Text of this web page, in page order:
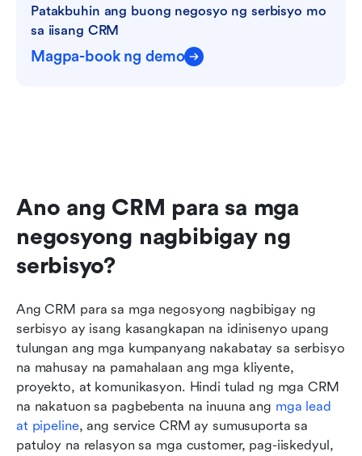
Patakbuhin ang buong negosyo ng serbisyo mo
sa iisang CRM
Magpa-book ng demo
Ano ang CRM para sa mga
negosyong nagbibigay ng
serbisyo?
Ang CRM para sa mga negosyong nagbibigay ng
serbisyo ay isang kasangkapan na idinisenyo upang
tulungan ang mga kumpanyang nakabatay sa serbisyo
na mahusay na pamahalaan ang mga kliyente,
proyekto, at komunikasyon. Hindi tulad ng mga CRM
na nakatuon sa pagbebenta na inuuna ang mga lead
at pipeline, ang service CRM ay sumusuporta sa
patuloy na relasyon sa mga customer, pag-iiskedyul,